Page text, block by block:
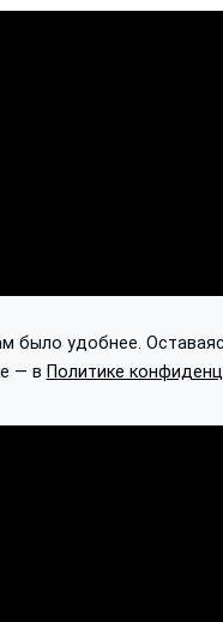
удобнее.
— в Политике